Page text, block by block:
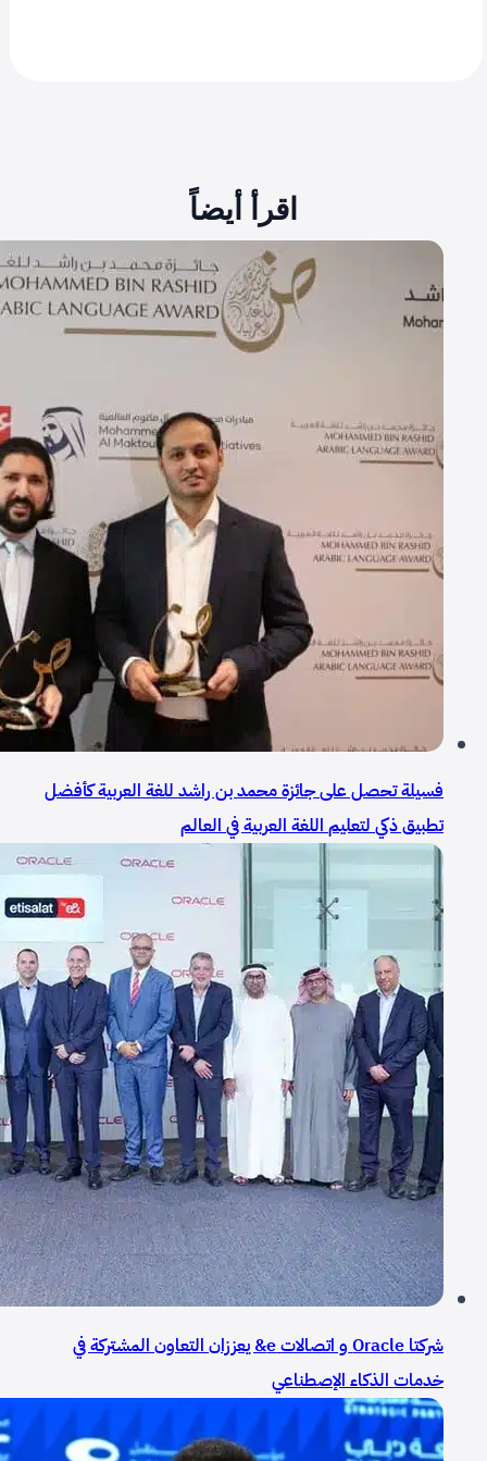
اقرأ أيضاً
فسيلة تحصل على جائزة محمد بن راشد للغة العربية كأفضل
تطبيق ذكي لتعليم اللغة العربية في العالم
شركتا Oracle و اتصالات e& يعززان التعاون المشتركة في
خدمات الذكاء الإصطناعي